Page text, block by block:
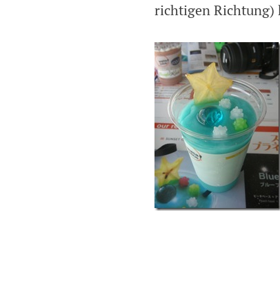
richtigen Richtung)